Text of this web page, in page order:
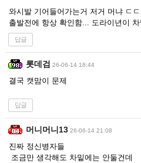
와시발 기어들어가는거 저거 머냐 ㄷㄷ
출발전에 항상 확인함... 도라이년이
답글
롯데검 26-06-14 18:44
결국 캣맘이 문제
답글
머니머니13 26-06-14 21:08
진짜 정신병자들
조금만 생각해도 차밑에는 안둘건데